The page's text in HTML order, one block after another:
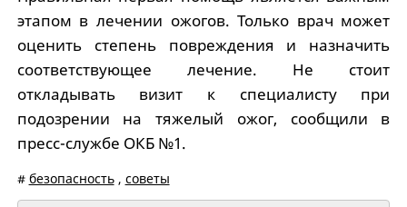
этапом в лечении ожогов. Только врач может
оценить степень повреждения и назначить
соответствующее лечение. Не стоит
откладывать визит к специалисту при
подозрении на тяжелый ожог, сообщили в
пресс-службе ОКБ №1.
# безопасность, советы